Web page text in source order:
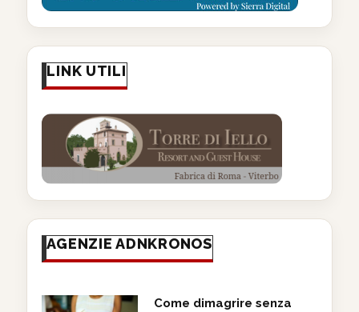
LINK UTILI
AGENZIE ADNKRONOS
Come dimagrire senza